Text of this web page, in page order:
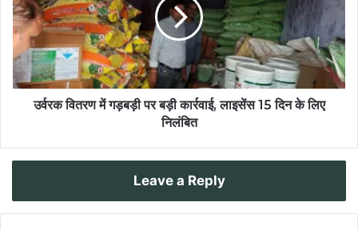
उर्वरक वितरण में गड़बड़ी पर बड़ी कार्रवाई, लाइसेंस 15 दिन के लिए
निलंबित
Leave a Reply